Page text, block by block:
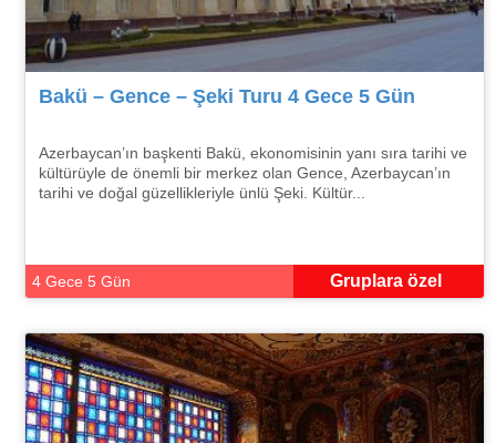
Bakü – Gence – Şeki Turu 4 Gece 5 Gün
Azerbaycan’ın başkenti Bakü, ekonomisinin yanı sıra tarihi ve
kültürüyle de önemli bir merkez olan Gence, Azerbaycan’ın
tarihi ve doğal güzellikleriyle ünlü Şeki. Kültür...
4 Gece 5 Gün Gruplara özel